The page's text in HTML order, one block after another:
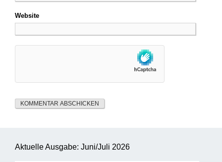
Website
Aktuelle Ausgabe: Juni/Juli 2026